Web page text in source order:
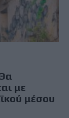
με
μέσου